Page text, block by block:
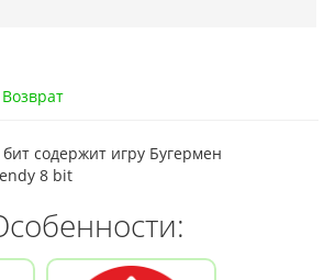
содержит игру Бугермен
8 bit